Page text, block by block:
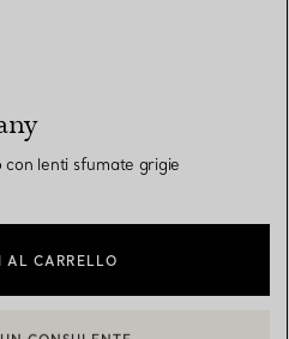
con lenti sfumate grigie
AL CARRELLO
CONSULENTE